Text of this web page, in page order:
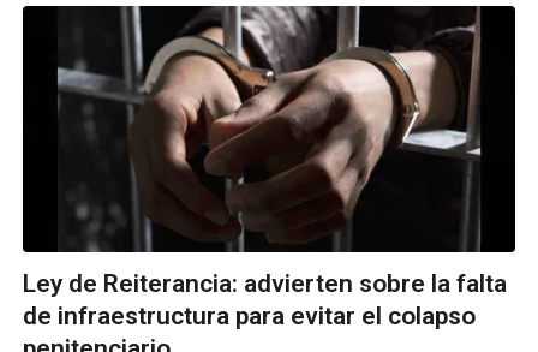
Ley de Reiterancia: advierten sobre la falta
de infraestructura para evitar el colapso